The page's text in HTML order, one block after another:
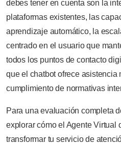
debes tener en cuenta son la
plataformas existentes, las
aprendizaje automático, la
centrado en el usuario que
todos los puntos de contacto
que el chatbot ofrece
cumplimiento de normativas
Para una evaluación completa
explorar cómo el Agente Virtual
transformar tu servicio de